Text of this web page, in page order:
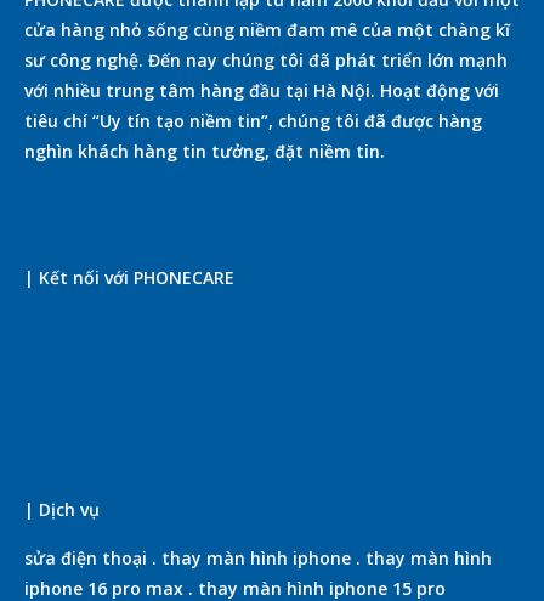
cửa hàng nhỏ sống cùng niềm đam mê của một chàng kĩ
sư công nghệ. Đến nay chúng tôi đã phát triển lớn mạnh
với nhiều trung tâm hàng đầu tại Hà Nội. Hoạt động với
tiêu chí “Uy tín tạo niềm tin”, chúng tôi đã được hàng
nghìn khách hàng tin tưởng, đặt niềm tin.
| Kết nối với PHONECARE
| Dịch vụ
sửa điện thoại . thay màn hình iphone . thay màn hình
iphone 16 pro max . thay màn hình iphone 15 pro